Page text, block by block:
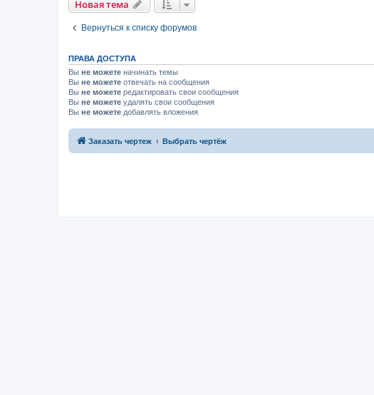
Новая тема
Вернуться к списку форумов
ПРАВА ДОСТУПА
Вы не можете начинать темы
Вы не можете отвечать на сообщения
Вы не можете редактировать свои сообщения
Вы не можете удалять свои сообщения
Вы не можете добавлять вложения
Заказать чертеж Выбрать чертёж